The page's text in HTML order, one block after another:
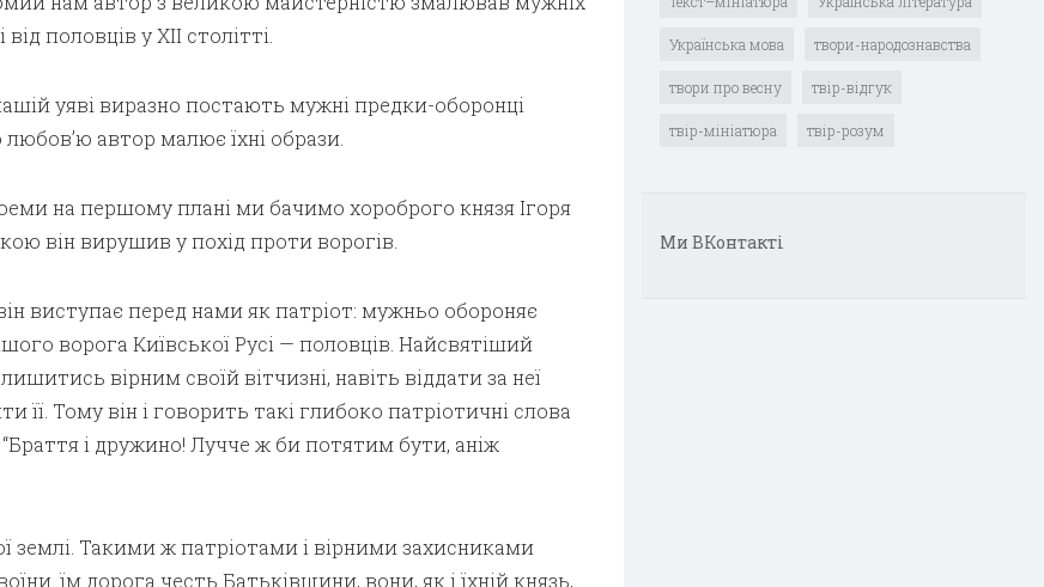
половців у XII столітті.
уяві виразно постають мужні предки-оборонці
автор малює їхні образи.
на першому плані ми бачимо хороброго князя Ігоря
він вирушив у похід проти ворогів.
виступає перед нами як патріот: мужньо обороняє
ворога Київської Русі — половців. Найсвятіший
вірним своїй вітчизні, навіть віддати за неї
її. Тому він і говорить такі глибоко патріотичні слова
і дружино! Лучче ж би потятим бути, аніж
землі. Такими ж патріотами і вірними захисниками
їм дорога честь Батьківщини, вони, як і їхній князь,
Українська мова твори-народознавства
твори про весну твір-відгук
твір-мініатюра твір-розум
Ми ВКонтакті